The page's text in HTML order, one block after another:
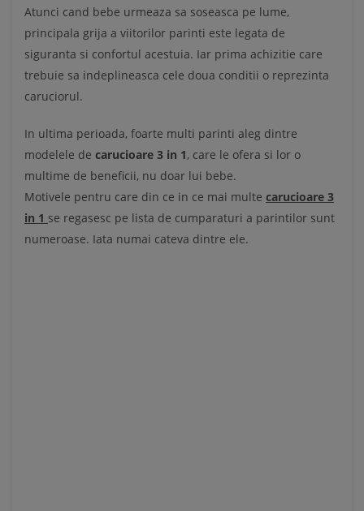
Atunci cand bebe urmeaza sa soseasca pe lume,
principala grija a viitorilor parinti este legata de
siguranta si confortul acestuia. Iar prima achizitie care
trebuie sa indeplineasca cele doua conditii o reprezinta
caruciorul.
In ultima perioada, foarte multi parinti aleg dintre
modelele de carucioare 3 in 1, care le ofera si lor o
multime de beneficii, nu doar lui bebe.
Motivele pentru care din ce in ce mai multe carucioare 3
in 1 se regasesc pe lista de cumparaturi a parintilor sunt
numeroase. Iata numai cateva dintre ele.